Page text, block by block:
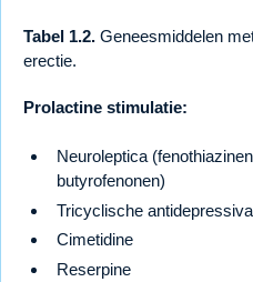
Tabel 1.2. Geneesmiddelen
erectie.
Prolactine stimulatie:
Neuroleptica
butyrofenonen)
Tricyclische
Cimetidine
Reserpine